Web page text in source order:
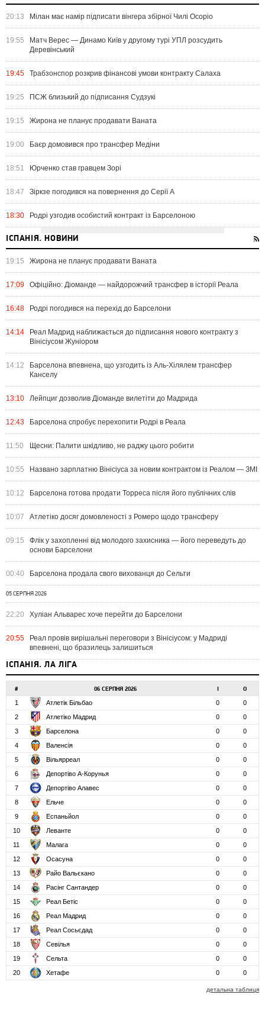
20:13 Мілан має намір підписати вінгера збірної Чилі Осоріо
19:55
Матч Верес — Динамо Київ у другому турі УПЛ розсудить
Деревінський
19:45 Трабзонспор розкрив фінансові умови контракту Салаха
19:25 ПСЖ близький до підписання Судзукі
19:15 Жирона не планує продавати Ваната
19:00 Баєр домовився про трансфер Медіни
18:51 Юрченко став гравцем Зорі
18:47 Зіркзе погодився на повернення до Серії А
18:30 Родрі узгодив особистий контракт із Барселоною
ІСПАНІЯ. НОВИНИ
19:15 Жирона не планує продавати Ваната
17:09 Офіційно: Діоманде — найдорожчий трансфер в історії Реала
16:48 Родрі погодився на перехід до Барселони
14:14
Реал Мадрид наближається до підписання нового контракту з
Вінісіусом Жуніором
14:12
Барселона впевнена, що узгодить із Аль-Хілялем трансфер
Канселу
13:10 Лейпциг дозволив Діоманде вилетіти до Мадрида
12:43 Барселона спробує перехопити Родрі в Реала
11:50 Щесни: Палити шкідливо, не раджу цього робити
10:55 Названо зарплатню Вінісіуса за новим контрактом із Реалом — ЗМІ
10:12 Барселона готова продати Торреса після його публічних слів
10:07 Атлетіко досяг домовленості з Ромеро щодо трансферу
09:15
Флік у захопленні від молодого захисника — його переведуть до
основи Барселони
00:40 Барселона продала свого вихованця до Сельти
05 СЕРПНЯ 2026
22:20 Хуліан Альварес хоче перейти до Барселони
20:55
Реал провів вирішальні переговори з Вінісіусом: у Мадриді
впевнені, що бразилець залишиться
ІСПАНІЯ. ЛА ЛІГА
# 06 СЕРПНЯ 2026 І О
1 Атлетік Більбао 0
0
2
Атлетіко Мадрид 0
0
3
Барселона 0
0
4
Валенсія 0
0
5
Вільярреал 0
0
6
Депортіво А-Корунья 0
0
7
Депортіво Алавес 0
0
8
Ельче 0
0
9
Еспаньйол 0
0
10
Леванте 0
0
11
Малага 0
0
12
Осасуна 0
0
13
Райо Вальєкано 0
0
14
Расінг Сантандер 0
0
15
Реал Бетіс 0
0
16
Реал Мадрид 0
0
17
Реал Сосьєдад 0
0
18
Севілья 0
0
19
Сельта 0
0
20
Хетафе 0 0
детальна таблиця